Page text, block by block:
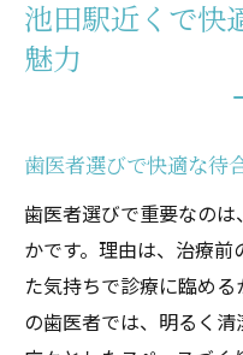
患者目線で選
池田駅エリア
初めての歯医
おもてなし重視の
歯医者のおも
ション力
池田駅周辺の
池田駅近くで快
魅力
歯医者選びで快適な待
歯医者選びで重要なの
かです。理由は、治療
た気持ちで診療に臨め
の歯医者では、明るく清